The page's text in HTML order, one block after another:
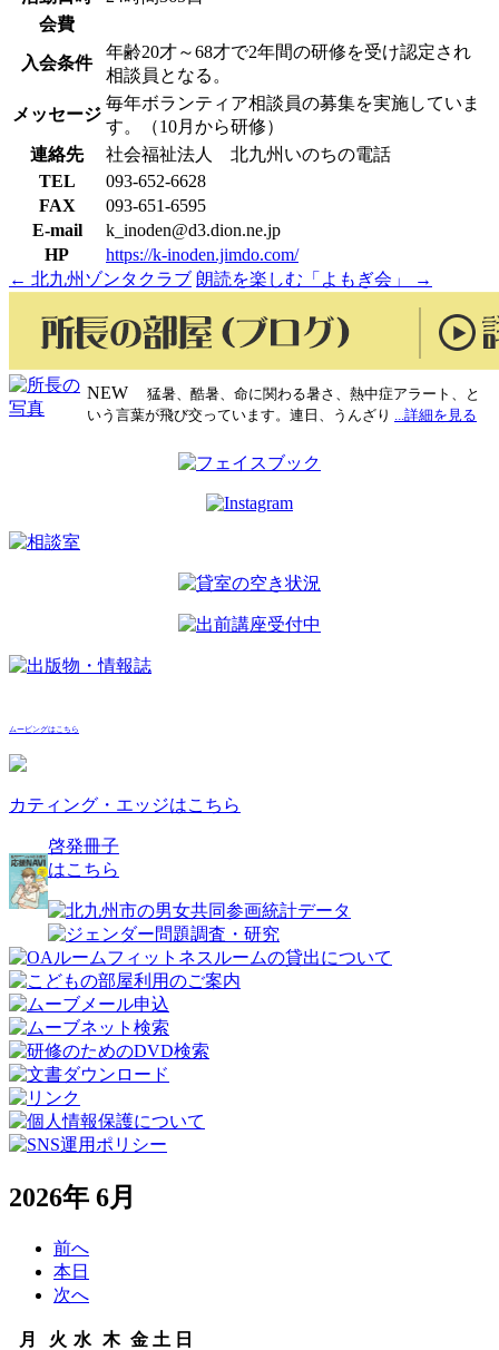
会費
入会条件
年齢20才～68才で2年間の研修を受け認定され
相談員となる。
メッセージ
毎年ボランティア相談員の募集を実施していま
す。（10月から研修）
連絡先
社会福祉法人 北九州いのちの電話
TEL
093-652-6628
FAX
093-651-6595
E-mail
k_inoden@d3.dion.ne.jp
HP
https://k-inoden.jimdo.com/
投
ビ
ゲ
ョ
← 北九州ゾンタクラブ 朗読を楽しむ「よもぎ会」 →
NEW
猛暑、酷暑、命に関わる暑さ、熱中症アラート、と
いう言葉が飛び交っています。連日、うんざり ...詳細を見る
ムービングはこちら
カティング・エッジはこちら
啓発冊子
はこちら
2026年 6月
前へ
本日
次へ
月
月火 火
水 水木木金金
土 土
日